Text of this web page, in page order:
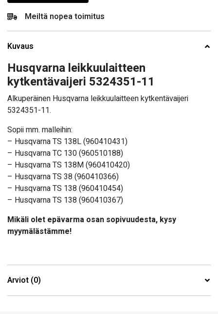
Meiltä nopea toimitus
Kuvaus
Husqvarna leikkuulaitteen
kytkentävaijeri 5324351-11
Alkuperäinen Husqvarna leikkuulaitteen kytkentävaijeri
5324351-11.
Sopii mm. malleihin:
– Husqvarna TS 138L (960410431)
– Husqvarna TC 130 (960510188)
– Husqvarna TS 138M (960410420)
– Husqvarna TS 38 (960410366)
– Husqvarna TS 138 (960410454)
– Husqvarna TS 138 (960410367)
Mikäli olet epävarma osan sopivuudesta, kysy
myymälästämme!
Arviot (0)